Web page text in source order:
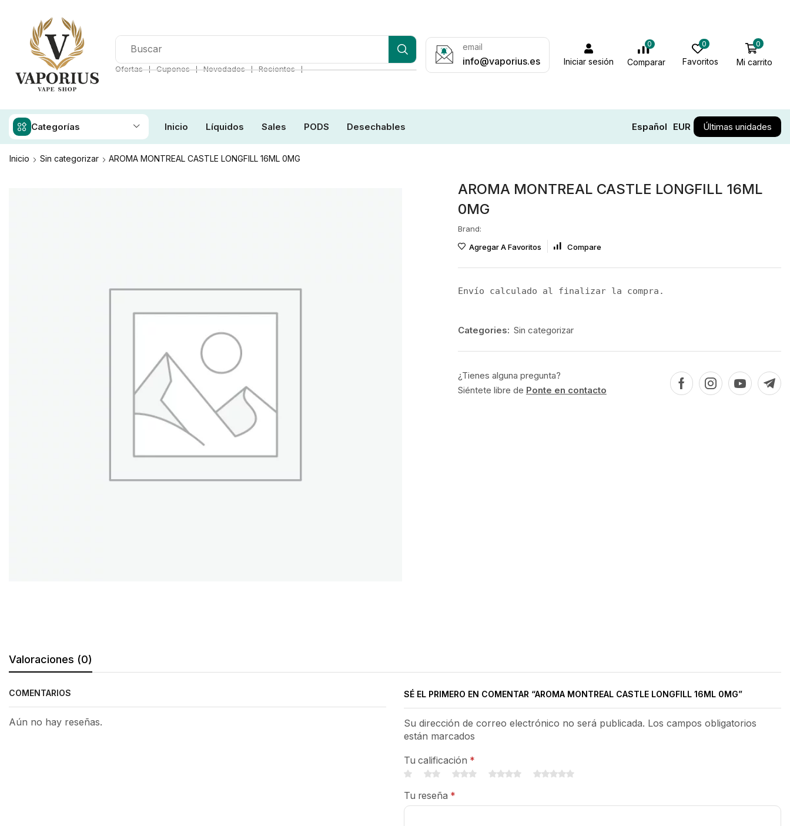
Ofertas ❘ Cupones ❘ Novedades ❘ Recientes ❘
email
info@vaporius.es Iniciar sesión
0
Comparar
0
Favoritos
0
Mi carrito
Categorías Inicio Líquidos Sales PODS Desechables Español EUR Últimas unidades
Inicio Sin categorizar AROMA MONTREAL CASTLE LONGFILL 16ML 0MG
AROMA MONTREAL CASTLE LONGFILL 16ML
0MG
Brand:
Agregar A Favoritos
Compare
Envío calculado al finalizar la compra.
Categories: Sin categorizar
¿Tienes alguna pregunta?
Siéntete libre de Ponte en contacto
Valoraciones (0)
COMENTARIOS
Aún no hay reseñas.
SÉ EL PRIMERO EN COMENTAR “AROMA MONTREAL CASTLE LONGFILL 16ML 0MG”
Su dirección de correo electrónico no será publicada. Los campos obligatorios
están marcados
Tu calificación *
Tu reseña *